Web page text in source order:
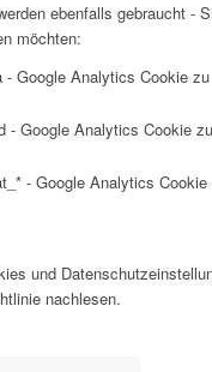
ebenfalls gebraucht -
möchten:
- Google Analytics Cookie zu
- Google Analytics Cookie zu
- Google Analytics Cookie
und
nachlesen.